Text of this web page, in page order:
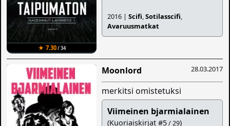
★ 7.30/ 34
2016 |Scifi,Sotilasscifi,
Avaruusmatkat
28.03.2017
Moonlord
merkitsi omistetuksi
Viimeinen bjarmialainen
(Kuoriaiskirjat #5/ 29)